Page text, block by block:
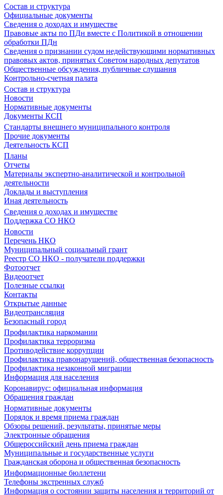
Состав и структура
Официальные документы
Сведения о доходах и имуществе
Правовые акты по ПДн вместе с Политикой в отношении
обработки ПДн
Сведения о признании судом недействующими нормативных
правовых актов, принятых Советом народных депутатов
Общественные обсуждения, публичные слушания
Контрольно-счетная палата
Состав и структура
Новости
Нормативные документы
Документы КСП
Стандарты внешнего муниципального контроля
Прочие документы
Деятельность КСП
Планы
Отчеты
Материалы экспертно-аналитической и контрольной
деятельности
Доклады и выступления
Иная деятельность
Сведения о доходах и имуществе
Поддержка СО НКО
Новости
Перечень НКО
Муниципальный социальный грант
Реестр СО НКО - получатели поддержки
Фотоотчет
Видеоотчет
Полезные ссылки
Контакты
Открытые данные
Видеотрансляция
Безопасный город
Профилактика наркомании
Профилактика терроризма
Противодействие коррупции
Профилактика правонарушений, общественная безопасность
Профилактика незаконной миграции
Информация для населения
Коронавирус: официальная информация
Обращения граждан
Нормативные документы
Порядок и время приема граждан
Обзоры решений, результаты, принятые меры
Электронные обращения
Общероссийский день приема граждан
Муниципальные и государственные услуги
Гражданская оборона и общественная безопасность
Информационные бюллетени
Телефоны экстренных служб
Информация о состоянии защиты населения и территорий от